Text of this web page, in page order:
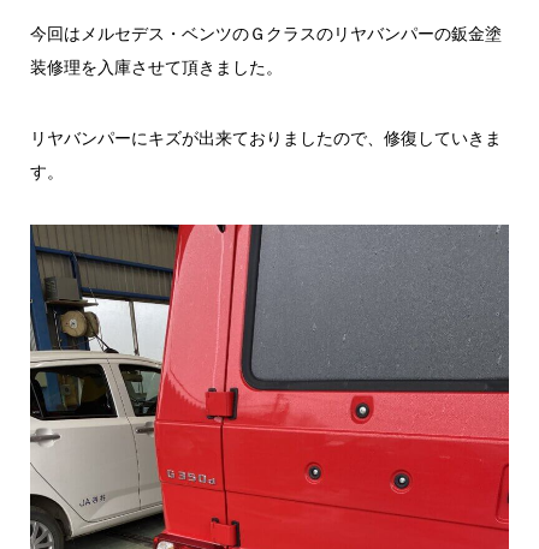
今回はメルセデス・ベンツのＧクラスのリヤバンパーの鈑金塗
装修理を入庫させて頂きました。
リヤバンパーにキズが出来ておりましたので、修復していきま
す。